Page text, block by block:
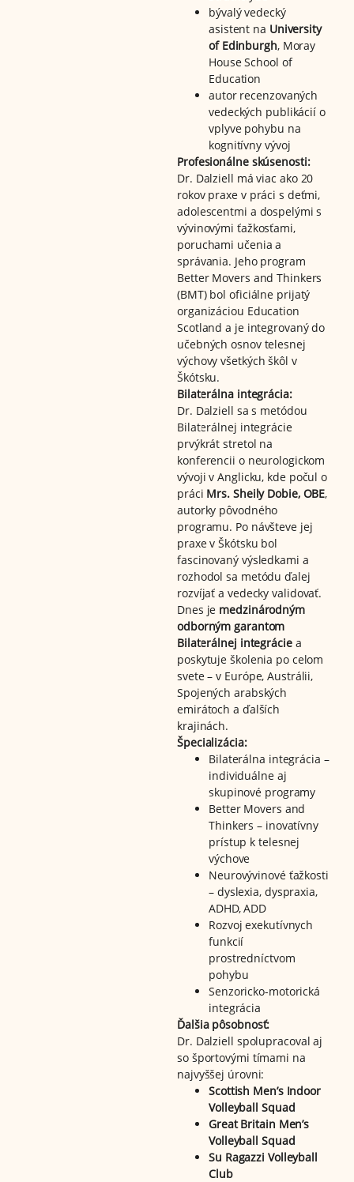
bývalý vedecký
asistent na University
of Edinburgh, Moray
House School of
Education
autor recenzovaných
vedeckých publikácií o
vplyve pohybu na
kognitívny vývoj
Profesionálne skúsenosti:
Dr. Dalziell má viac ako 20
rokov praxe v práci s deťmi,
adolescentmi a dospelými s
vývinovými ťažkosťami,
poruchami učenia a
správania. Jeho program
Better Movers and Thinkers
(BMT) bol oficiálne prijatý
organizáciou Education
Scotland a je integrovaný do
učebných osnov telesnej
výchovy všetkých škôl v
Škótsku.
Bilaterálna integrácia:
Dr. Dalziell sa s metódou
Bilaterálnej integrácie
prvýkrát stretol na
konferencii o neurologickom
vývoji v Anglicku, kde počul o
práci Mrs. Sheily Dobie, OBE,
autorky pôvodného
programu. Po návšteve jej
praxe v Škótsku bol
fascinovaný výsledkami a
rozhodol sa metódu ďalej
rozvíjať a vedecky validovať.
Dnes je medzinárodným
odborným garantom
Bilaterálnej integráciea
poskytuje školenia po celom
svete – v Európe, Austrálii,
Spojených arabských
emirátoch a ďalších
krajinách.
Špecializácia:
Bilaterálna integrácia –
individuálne aj
skupinové programy
Better Movers and
Thinkers – inovatívny
prístup k telesnej
výchove
Neurovývinové ťažkosti
– dyslexia, dyspraxia,
ADHD, ADD
Rozvoj exekutívnych
funkcií
prostredníctvom
pohybu
Senzoricko-motorická
integrácia
Ďalšia pôsobnosť:
Dr. Dalziell spolupracoval aj
so športovými tímami na
najvyššej úrovni:
Scottish Men’s Indoor
Volleyball Squad
Great Britain Men’s
Volleyball Squad
Su Ragazzi Volleyball
Club